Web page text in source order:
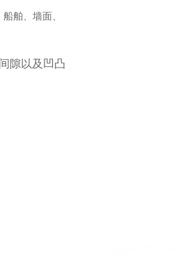
舶、墙面、
隙以及凹凸